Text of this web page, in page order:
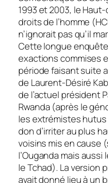
1993 et 2003, le
droits de l’homme
n’ignorait pas qu’il
Cette longue
exactions commises
période faisant suite
de Laurent-Désiré
de l’actuel président
Rwanda (après le
les extrémistes
don d’irriter au plus
voisins mis en cause
l’Ouganda mais aussi
le Tchad). La version
avait donné lieu à un